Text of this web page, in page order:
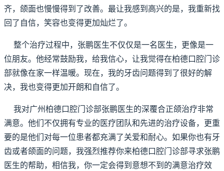
齐，颌面也慢慢得到了改善。最让我感到高兴的是，我重新找
回了自信，笑容也变得更加灿烂了。
整个治疗过程中，张鹏医生不仅仅是一名医生，更像是一
位朋友。他经常鼓励我，给我信心，让我觉得在柏德口腔门诊
部就像在家一样温暖。现在，我的牙齿问题得到了很好的解
决，我也变得更加开朗和自信了。
我对广州柏德口腔门诊部张鹏医生的深覆合正颌治疗非常
满意。他们不仅拥有专业的医疗团队和先进的治疗设备，更重
要的是他们对每一位患者都充满了关爱和耐心。如果你也有牙
齿或者颌面的问题，我强烈推荐你来柏德口腔门诊部寻求张鹏
医生的帮助，相信我，你一定会得到意想不到的满意治疗效